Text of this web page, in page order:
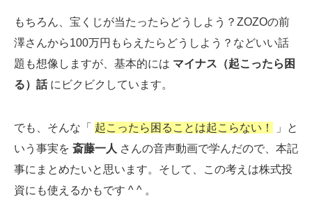
もちろん、宝くじが当たったらどうしよう？ZOZOの前
澤さんから100万円もらえたらどうしよう？などいい話
題も想像しますが、基本的には マイナス（起こったら困
る）話 にビクビクしています。
でも、そんな「 起こったら困ることは起こらない！
」と
いう事実を斎藤一人 さんの音声動画で学んだので、本記
事にまとめたいと思います。そして、この考えは株式投
資にも使えるかもです ^ ^ 。